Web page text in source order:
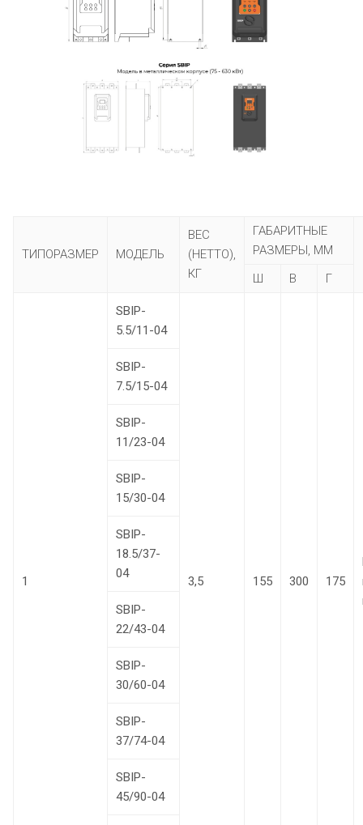
ТИПОРАЗМЕР МОДЕЛЬ
ВЕС
(НЕТТО),
КГ
ГАБАРИТНЫЕ
РАЗМЕРЫ, ММ
Ш
В Г
1
SBIP-
5.5/11-04
3,5 155 300 175
SBIP-
7.5/15-04
SBIP-
11/23-04
SBIP-
15/30-04
SBIP-
18.5/37-
04
SBIP-
22/43-04
SBIP-
30/60-04
SBIP-
37/74-04
SBIP-
45/90-04